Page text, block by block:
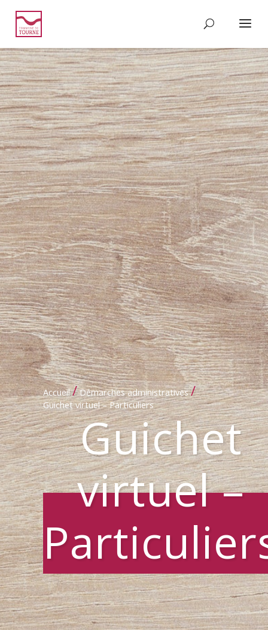
Accueil / Démarches administratives /
Guichet virtuel – Particuliers
Guichet
virtuel –